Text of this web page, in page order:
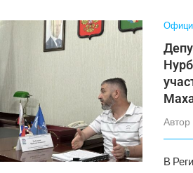
Автор
В